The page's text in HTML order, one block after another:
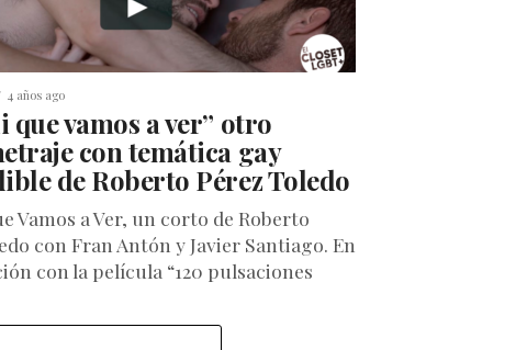
4 años ago
que vamos a ver” otro
con temática gay
de Roberto Pérez Toledo
Vamos a Ver, un corto de Roberto
con Fran Antón y Javier Santiago. En
con la película “120 pulsaciones